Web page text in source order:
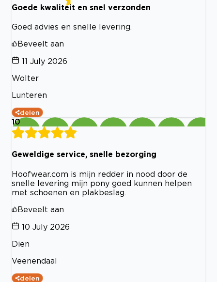
Goede kwaliteit en snel verzonden
Goed advies en snelle levering.
Beveelt aan
11 July 2026
Wolter
Lunteren
delen
10
Geweldige service, snelle bezorging
Hoofwear.com is mijn redder in nood door de
snelle levering mijn pony goed kunnen helpen
met schoenen en plakbeslag.
Beveelt aan
10 July 2026
Dien
Veenendaal
delen